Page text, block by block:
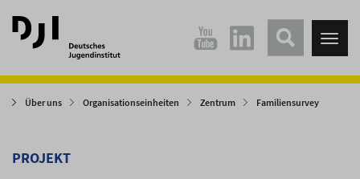
Direkt
zum
Hauptinhalt
Direkt
zum
Hauptmenü
Über uns Organisationseinheiten Zentrum Familiensurvey
PROJEKT